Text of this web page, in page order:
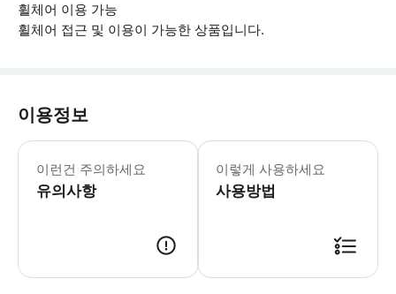
휠체어 이용 가능
휠체어 접근 및 이용이 가능한 상품입니다.
이용정보
이런건 주의하세요
유의사항
이렇게 사용하세요
사용방법